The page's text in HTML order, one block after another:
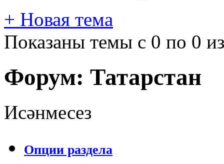
+ Новая тема
Показаны темы с 0 по 0
Форум: Татарстан
Исәнмесез
Опции раздела